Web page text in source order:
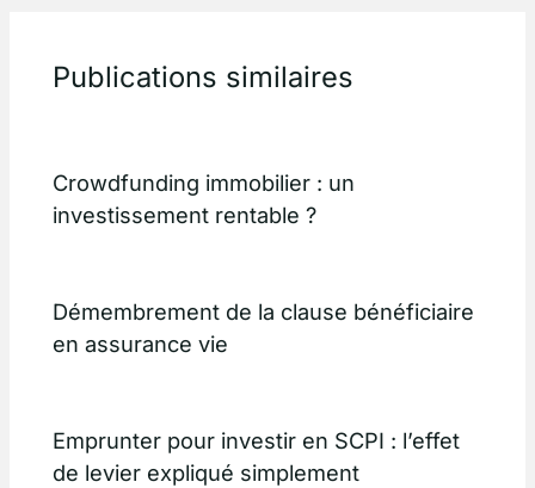
Publications similaires
Crowdfunding immobilier : un
investissement rentable ?
Démembrement de la clause bénéficiaire
en assurance vie
Emprunter pour investir en SCPI : l’effet
de levier expliqué simplement